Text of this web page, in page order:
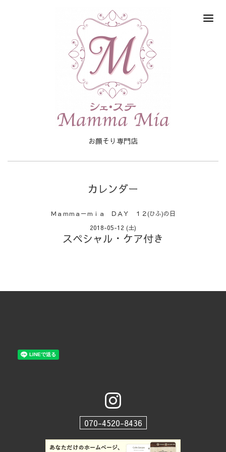
お顔そり専門店
カレンダー
Ｍａｍｍａ－ｍｉａ ＤＡＹ １２(ひふ)の日
2018-05-12 (土)
スペシャル・ケア付き
070-4520-8436